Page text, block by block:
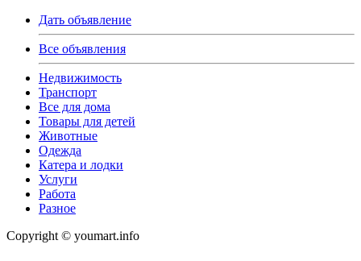
Дать объявление
Все объявления
Недвижимость
Транспорт
Все для дома
Товары для детей
Животные
Одежда
Катера и лодки
Услуги
Работа
Разное
Copyright © youmart.info